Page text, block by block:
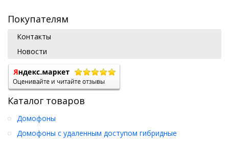
Покупателям
Контакты
Новости
Каталог товаров
Домофоны
Домофоны с удаленным доступом гибридные